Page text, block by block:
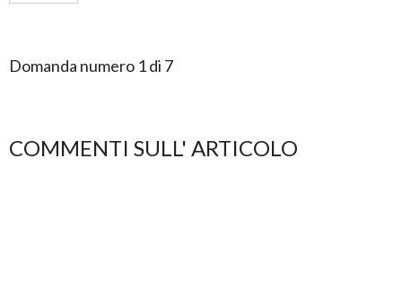
Domanda numero 1 di 7
COMMENTI SULL' ARTICOLO